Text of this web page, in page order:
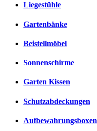
Liegestühle
Gartenbänke
Beistellmöbel
Sonnenschirme
Garten Kissen
Schutzabdeckungen
Aufbewahrungsboxen